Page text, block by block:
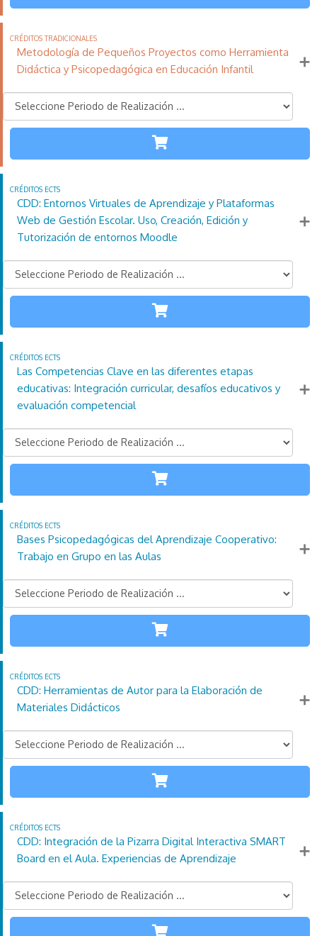
110Horas 11 21días
Más información
Metodología de Pequeños Proyectos como Herramienta
Didáctica y Psicopedagógica en Educación Infantil
INFANTIL
110Horas 11 21días
Más información
CDD: Entornos Virtuales de Aprendizaje y Plataformas
Web de Gestión Escolar. Uso, Creación, Edición y
Tutorización de entornos Moodle
ETAPAS
110 4Créditos
21
Más información
Las Competencias Clave en las diferentes etapas
educativas: Integración curricular, desafíos educativos y
evaluación competencial
ETAPAS
110 4Créditos
21
Más información
Bases Psicopedagógicas del Aprendizaje Cooperativo:
Trabajo en Grupo en las Aulas
ETAPAS
110 4Créditos
21
Más información
CDD: Herramientas de Autor para la Elaboración de
Materiales Didácticos
ETAPAS
110 4Créditos
21
Más información
CDD: Integración de la Pizarra Digital Interactiva SMART
Board en el Aula. Experiencias de Aprendizaje
ETAPAS